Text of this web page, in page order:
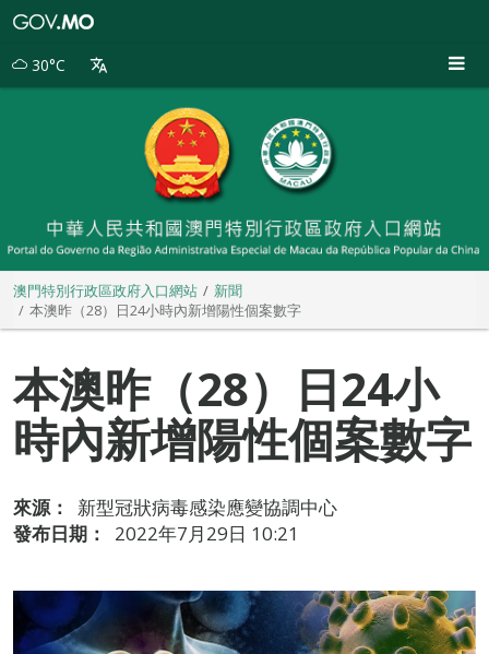
別
30°C
澳門特別行政區政府入口網站
新聞
本澳昨（28）日24小時內新增陽性個案數字
本澳昨（28）日24小
時內新增陽性個案數字
來源：
新型冠狀病毒感染應變協調中心
發布日期：
2022年7月29日 10:21